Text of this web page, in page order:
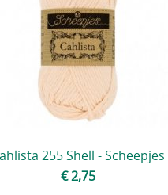
255 Shell - Scheepjes
€ 2,75